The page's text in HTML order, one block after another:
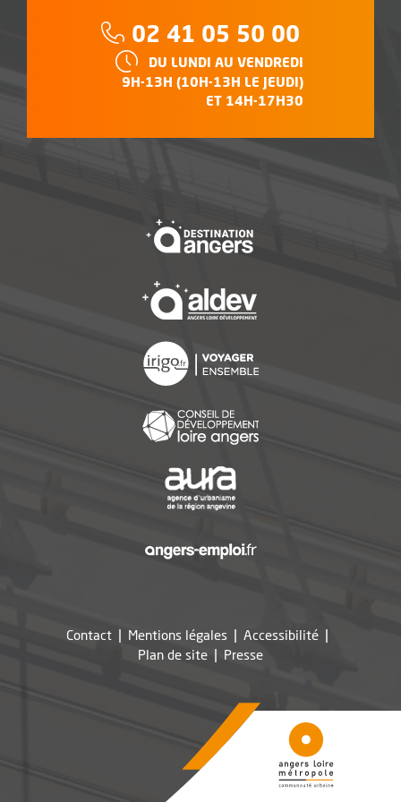
Téléphone :
02 41 05 50 00
HORAIRES :
DU LUNDI AU VENDREDI
9H-13H (10H-13H LE JEUDI)
ET 14H-17H30
Contact Mentions légales
Accessibilité
Plan de site
Presse, Ouvre une nouvelle